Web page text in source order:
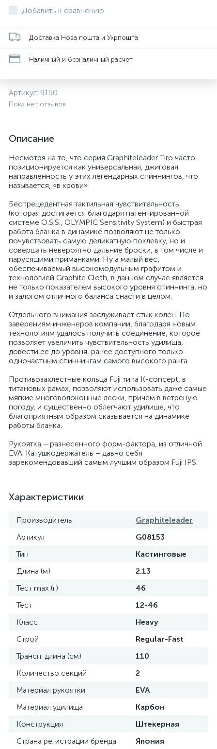
Добавить к сравнению
Доставка Нова пошта и Укрпошта
Наличный и безналичный расчет
Артикул: 9150
Пока нет отзывов
Описание
Несмотря на то, что серия Graphiteleader Tiro часто
позиционируется как универсальная, джиговая
направленность у этих легендарных спиннингов, что
называется, «в крови»
Беспрецедентная тактильная чувствительность
(которая достигается благодаря патентированной
системе O.S.S., OLYMPIC Sensitivity System) и быстрая
работа бланка в динамике позволяют не только
почувствовать самую деликатную поклевку, но и
совершать невероятно дальние броски, в том числе и
парусящими приманками. Ну а малый вес,
обеспечиваемый высокомодульным графитом и
технологией Graphite Cloth, в данном случае является
не только показателем высокого уровня спиннинга, но
и залогом отличного баланса снасти в целом.
Отдельного внимания заслуживает стык колен. По
заверениям инженеров компании, благодаря новым
технологиям удалось получить соединение, которое
позволяет увеличить чувствительность удилища,
довести ее до уровня, ранее доступного только
одночастным спиннингам самого высокого ранга.
Противозахлестные кольца Fuji типа K-concept, в
титановых рамах, позволяют использовать даже самые
мягкие многоволоконные лески, причем в ветреную
погоду, и существенно облегчают удилище, что
благоприятным образом сказывается на динамике
работы бланка.
Рукоятка – разнесенного форм-фактора, из отличной
EVA. Катушкодержатель – давно себя
зарекомендовавший самым лучшим образом Fuji IPS.
Характеристики
Производитель
Graphiteleader
Артикул
G08153
Тип
Кастинговые
Длина (м)
2.13
Тест max (г)
46
Тест
12-46
Класс
Heavy
Строй
Regular-Fast
Трансп. длина (см)
110
Количество секций
2
Материал рукоятки
EVA
Материал удилища
Карбон
Конструкция
Штекерная
Страна регистрации бренда
Япония